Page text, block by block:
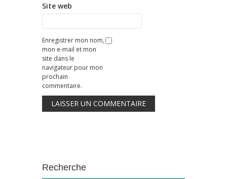
Site web
Enregistrer mon nom,
mon e-mail et mon
site dans le
navigateur pour mon
prochain
commentaire.
Recherche